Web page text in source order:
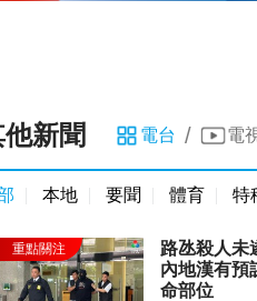
新聞 電台 / 電
本地 要聞 體育 特
路氹殺人未
內地漢有預
命部位